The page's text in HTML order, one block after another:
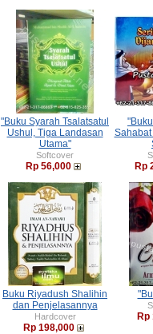
"Buku Syarah Tsalatsatul
Ushul, Tiga Landasan
Utama"
Softcover
Rp 56,000 Rp
Buku Riyadush Shalihin
dan Penjelasannya
Hardcover
Rp 198,000
Rp